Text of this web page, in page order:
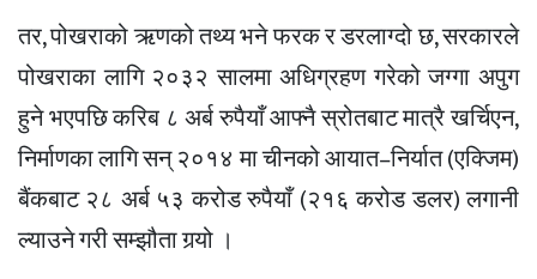
तर, पोखराको ऋणको तथ्य भने फरक र डरलाग्दो छ, सरकारले
पोखराका लागि २०३२ सालमा अधिग्रहण गरेको जग्गा अपुग
हुने भएपछि करिब ८ अर्ब रुपैयाँ आफ्नै स्रोतबाट मात्रै खर्चिएन,
निर्माणका लागि सन् २०१४ मा चीनको आयात–निर्यात (एक्जिम)
बैंकबाट २८ अर्ब ५३ करोड रुपैयाँ (२१६ करोड डलर) लगानी
ल्याउने गरी सम्झौता गर्‍यो ।